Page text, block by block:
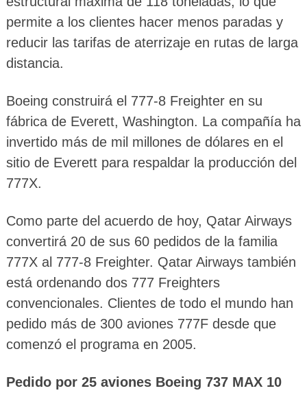
permite a los clientes hacer menos paradas y
reducir las tarifas de aterrizaje en rutas de larga
distancia.
Boeing construirá el 777-8 Freighter en su
fábrica de Everett, Washington. La compañía ha
invertido más de mil millones de dólares en el
sitio de Everett para respaldar la producción del
777X.
Como parte del acuerdo de hoy, Qatar Airways
convertirá 20 de sus 60 pedidos de la familia
777X al 777-8 Freighter. Qatar Airways también
está ordenando dos 777 Freighters
convencionales. Clientes de todo el mundo han
pedido más de 300 aviones 777F desde que
comenzó el programa en 2005.
Pedido por 25 aviones Boeing 737 MAX 10